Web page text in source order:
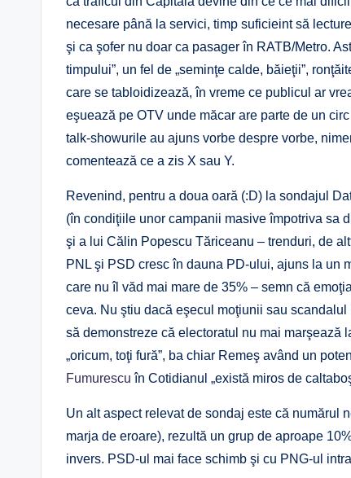
necesare până la servici, timp suficieint să
şi ca şofer nu doar ca pasager în RATB/Metro.
timpului”, un fel de „seminţe calde, băieţii”,
care se tabloidizează, în vreme ce publicul ar
eşuează pe OTV unde măcar are parte de un
talk-showurile au ajuns vorbe despre vorbe,
comentează ce a zis X sau Y.
Revenind, pentru a doua oară (:D) la sondajul
(în condiţiile unor campanii masive împotriva sa
şi a lui Călin Popescu Tăriceanu – trenduri, de
PNL şi PSD cresc în dauna PD-ului, ajuns la un
care nu îl văd mai mare de 35% – semn că
ceva. Nu ştiu dacă eşecul moţiunii sau
să demonstreze că electoratul nu mai marşează
„oricum, toţi fură”, ba chiar Remeş având un
Fumurescu în Cotidianul „există miros de
Un alt aspect relevat de sondaj este că numărul
marja de eroare), rezultă un grup de aproape
invers. PSD-ul mai face schimb şi cu PNG-ul